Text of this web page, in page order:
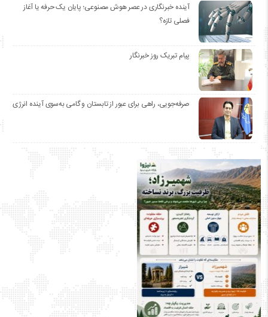
آینده خبرنگاری در عصر هوش مصنوعی؛ پایان یک حرفه یا آغاز
فصلی تازه؟
پیام تبریک روز خبرنگار
صرفه‌جویی، راهی برای عبور از تابستان و گامی به‌سوی آینده انرژی